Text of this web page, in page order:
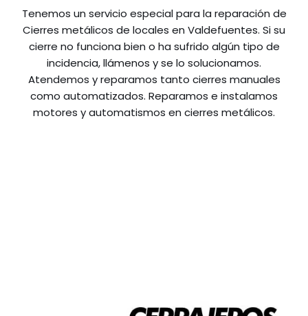
Tenemos un servicio especial para la reparación de
Cierres metálicos de locales en Valdefuentes. Si su
cierre no funciona bien o ha sufrido algún tipo de
incidencia, llámenos y se lo solucionamos.
Atendemos y reparamos tanto cierres manuales
como automatizados. Reparamos e instalamos
motores y automatismos en cierres metálicos.